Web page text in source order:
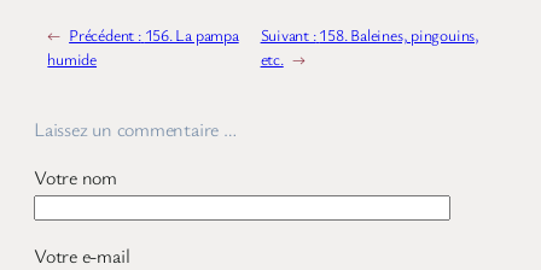
← Précédent : 156. La pampa
humide
Suivant :158. Baleines, pingouins,
etc. →
Laissez un commentaire …
Votre nom
Votre e-mail